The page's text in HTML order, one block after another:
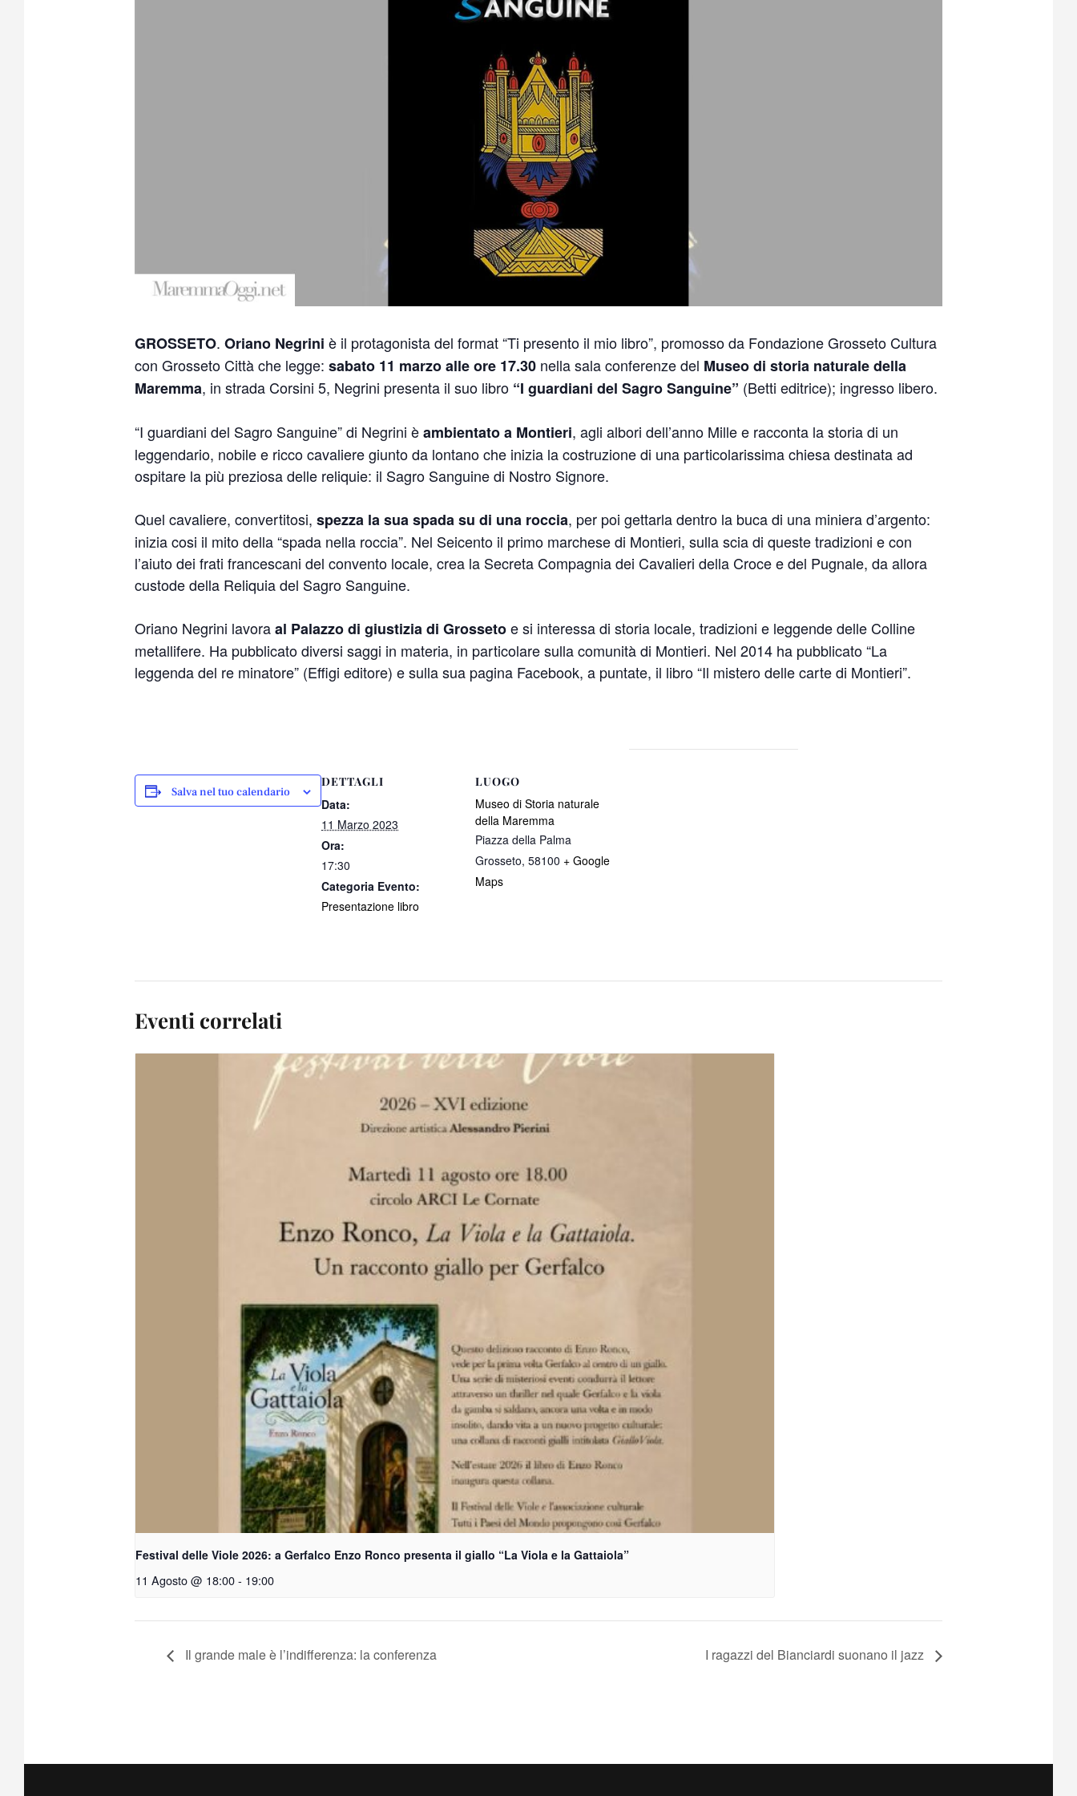
GROSSETO. Oriano Negrini è il protagonista del format “Ti presento il mio libro”, promosso da Fondazione Grosseto Cultura
con Grosseto Città che legge: sabato 11 marzo alle ore 17.30 nella sala conferenze del Museo di storia naturale della
Maremma, in strada Corsini 5, Negrini presenta il suo libro “I guardiani del Sagro Sanguine” (Betti editrice); ingresso libero.
“I guardiani del Sagro Sanguine” di Negrini èambientato a Montieri, agli albori dell’anno Mille e racconta la storia di un
leggendario, nobile e ricco cavaliere giunto da lontano che inizia la costruzione di una particolarissima chiesa destinata ad
ospitare la più preziosa delle reliquie: il Sagro Sanguine di Nostro Signore.
Quel cavaliere, convertitosi, spezza la sua spada su di una roccia, per poi gettarla dentro la buca di una miniera d’argento:
inizia cosi il mito della “spada nella roccia”. Nel Seicento il primo marchese di Montieri, sulla scia di queste tradizioni e con
l’aiuto dei frati francescani del convento locale, crea la Secreta Compagnia dei Cavalieri della Croce e del Pugnale, da allora
custode della Reliquia del Sagro Sanguine.
Oriano Negrini lavoraal Palazzo di giustizia di Grossetoe si interessa di storia locale, tradizioni e leggende delle Colline
metallifere. Ha pubblicato diversi saggi in materia, in particolare sulla comunità di Montieri. Nel 2014 ha pubblicato “La
leggenda del re minatore” (Effigi editore) e sulla sua pagina Facebook, a puntate, il libro “Il mistero delle carte di Montieri”.
Salva nel tuo calendario
DETTAGLI
Data:
11 Marzo 2023
Ora:
17:30
Categoria Evento:
Presentazione libro
LUOGO
Museo di Storia naturale
della Maremma
Piazza della Palma
Grosseto, 58100 + Google
Maps
Eventi correlati
Festival delle Viole 2026: a Gerfalco Enzo Ronco presenta il giallo “La Viola e la Gattaiola”
11 Agosto @ 18:00- 19:00
Il grande male è l’indifferenza: la conferenza I ragazzi del Bianciardi suonano il jazz